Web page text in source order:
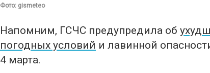
Фото: gismeteo
Напомним, ГСЧС предупредила об
погодных условий и лавинной
4 марта.